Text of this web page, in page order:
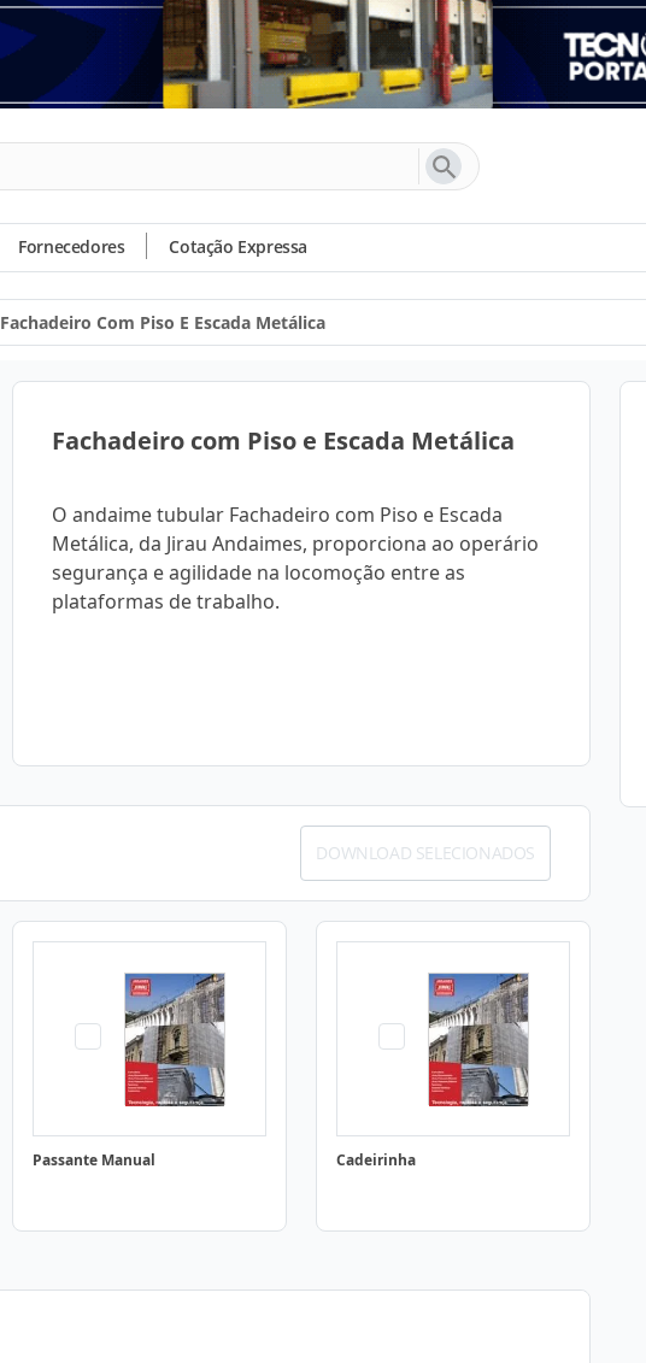
Fornecedores Cotação Expressa
Fachadeiro Com Piso E Escada Metálica
Fachadeiro com Piso e Escada Metálica
O andaime tubular Fachadeiro com Piso e Escada
Metálica, da Jirau Andaimes, proporciona ao operário
segurança e agilidade na locomoção entre as
plataformas de trabalho.
DOWNLOAD SELECIONADOS
Passante Manual Cadeirinha